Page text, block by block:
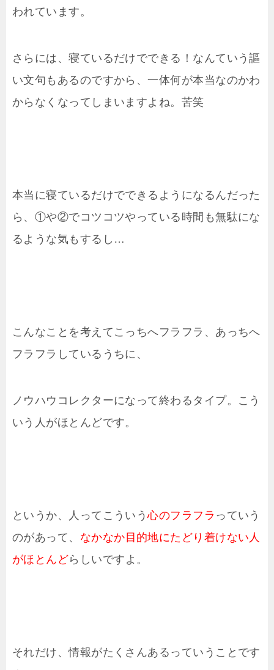
われています。
さらには、寝ているだけでできる！なんていう謳
い文句もあるのですから、一体何が本当なのかわ
からなくなってしまいますよね。苦笑
本当に寝ているだけでできるようになるんだった
ら、①や②でコツコツやっている時間も無駄にな
るような気もするし…
こんなことを考えてこっちへフラフラ、あっちへ
フラフラしているうちに、
ノウハウコレクターになって終わるタイプ。こう
いう人がほとんどです。
というか、人ってこういう心のフラフラ っていう
のがあって、 なかなか目的地にたどり着けない人
がほとんどらしいですよ。
それだけ、情報がたくさんあるっていうことです